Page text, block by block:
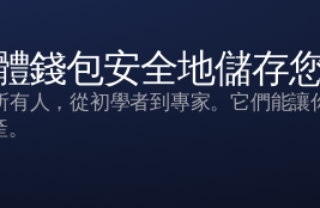
錢包安全地儲存
人，從初學者到專家。它們能